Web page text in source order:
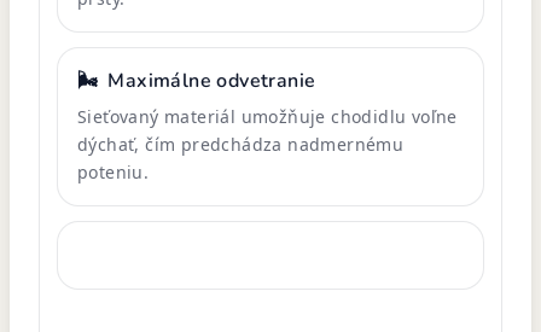
🌬️ Maximálne odvetranie
Sieťovaný materiál umožňuje chodidlu voľne
dýchať, čím predchádza nadmernému
poteniu.